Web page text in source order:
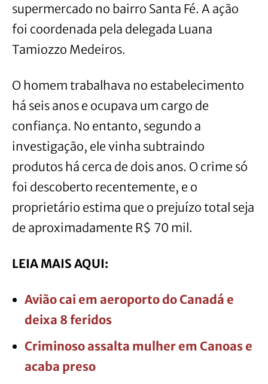
supermercado no bairro Santa Fé. A ação
foi coordenada pela delegada Luana
Tamiozzo Medeiros.
O homem trabalhava no estabelecimento
há seis anos e ocupava um cargo de
confiança. No entanto, segundo a
investigação, ele vinha subtraindo
produtos há cerca de dois anos. O crime só
foi descoberto recentemente, e o
proprietário estima que o prejuízo total seja
de aproximadamente R$ 70 mil.
LEIA MAIS AQUI:
Avião cai em aeroporto do Canadá e
deixa 8 feridos
Criminoso assalta mulher em Canoas e
acaba preso